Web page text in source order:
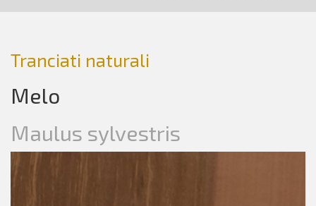
Tranciati naturali
Melo
Maulus sylvestris